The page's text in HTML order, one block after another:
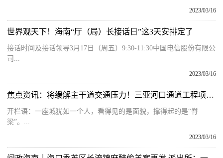
2023/03/16
世界观天下！海南“厅（局）长接话日”这3天安排定了
接话时间及接话领导3月17日（周五）9:30-11:30中国电信股份有限公
司...
2023/03/16
焦点资讯：将缓解主干道交通压力！三亚河口通道工程项目最新进展
开栏语：一座城犹如一个人，看得见的是面貌，撑得起的是“脊
梁”。...
2023/03/16